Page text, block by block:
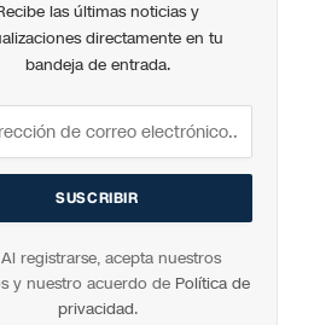
las últimas noticias y
directamente en tu
bandeja de entrada.
Al registrarse, acepta nuestros
y nuestro acuerdo de Política de
privacidad.